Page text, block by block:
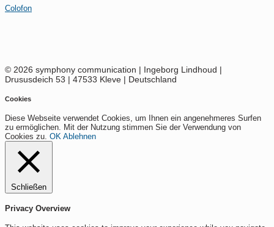
Colofon
© 2026 symphony communication | Ingeborg Lindhoud |
Drususdeich 53 | 47533 Kleve | Deutschland
Cookies
Diese Webseite verwendet Cookies, um Ihnen ein angenehmeres Surfen
zu ermöglichen. Mit der Nutzung stimmen Sie der Verwendung von
Cookies zu. OK Ablehnen
Schließen
Privacy Overview